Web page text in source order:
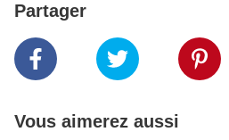
Partager
Vous aimerez aussi